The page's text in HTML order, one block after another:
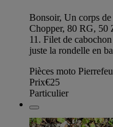
Bonsoir, Un corps
Chopper, 80 RG, 50
11. Filet de
juste la rondelle en
Pièces moto
Prix€25
Particulier